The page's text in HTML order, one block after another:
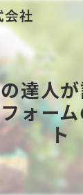
達人
ォー
ト